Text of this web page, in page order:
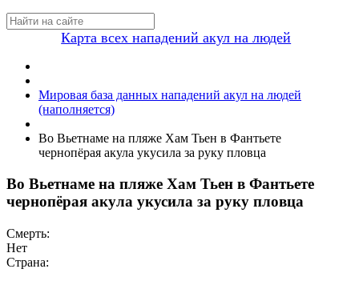
Карта всех нападений акул на людей
Мировая база данных нападений акул на людей
(наполняется)
Во Вьетнаме на пляже Хам Тьен в Фантьете
чернопёрая акула укусила за руку пловца
Во Вьетнаме на пляже Хам Тьен в Фантьете
чернопёрая акула укусила за руку пловца
Смерть:
Нет
Страна: